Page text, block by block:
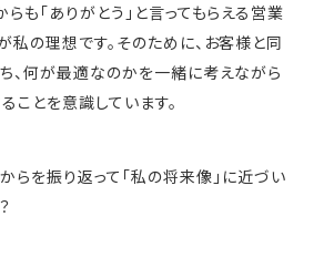
らも「ありがとう」と言ってもらえる営業
私の理想です。そのために、お客様と同
、何が最適なのかを一緒に考えながら
ことを意識しています。
らを振り返って「私の将来像」に近づい